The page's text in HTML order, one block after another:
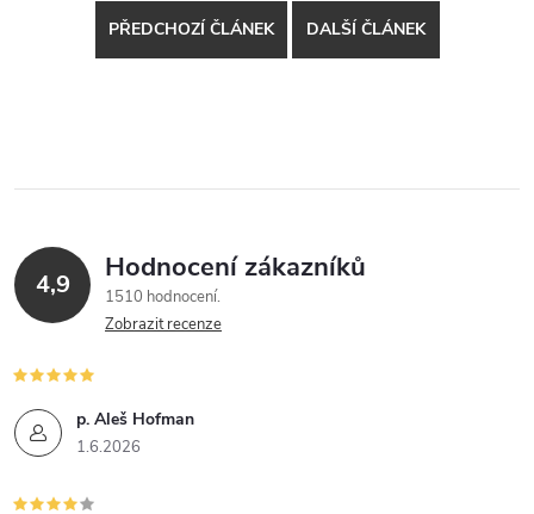
PŘEDCHOZÍ ČLÁNEK DALŠÍ ČLÁNEK
4,9 Hodnocení zákazníků
1510 hodnocení
Zobrazit recenze
p. Aleš Hofman
1.6.2026